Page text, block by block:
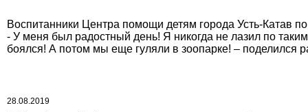
Воспитанники Центра помощи детям города Усть-Катав
- У меня был радостный день! Я никогда не лазил по
боялся! А потом мы еще гуляли в зоопарке! – поделился
28.08.2019